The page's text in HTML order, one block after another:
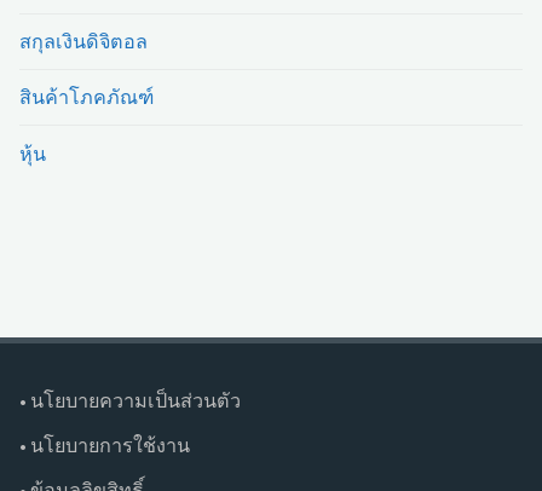
สกุลเงินดิจิตอล
สินค้าโภคภัณฑ์
หุ้น
• นโยบายความเป็นส่วนตัว
• นโยบายการใช้งาน